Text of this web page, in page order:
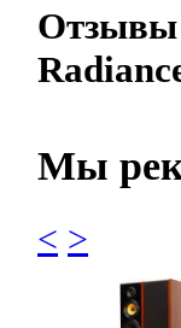
Отзывы
Мы
< >